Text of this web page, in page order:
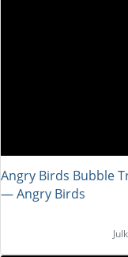
Angry Birds Bubble
― Angry Birds